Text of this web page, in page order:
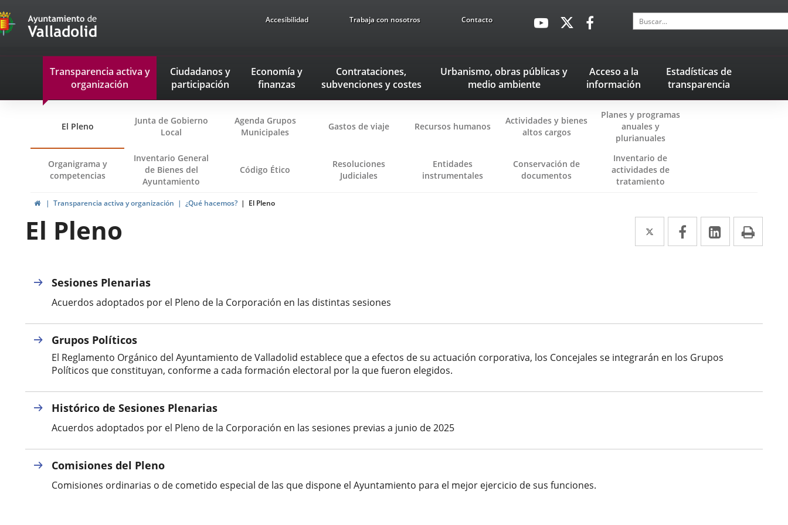
Transparencia Accesibilidad Trabaja con nosotros Contacto
Enlace
aplicación
externa.
Enlace
aplicación
externa.
aplicación
externa.
Buscar
navegación
Transparencia
Transparencia activa y
organización
Ciudadanos y
participación
Economía y
finanzas
Contrataciones,
subvenciones y costes
Urbanismo, obras públicas y
medio ambiente
Acceso a la
información
Estadísticas de
transparencia
El Pleno
Junta de Gobierno
Local
Agenda Grupos
Municipales
Gastos de viaje Recursos humanos
Actividades y bienes
altos cargos
Planes y programas
anuales y
plurianuales
Organigrama y
competencias
Inventario General
de Bienes del
Ayuntamiento
Código Ético
Resoluciones
Judiciales
Entidades
instrumentales
Conservación de
documentos
Enlace
Inventario de
actividades de
tratamiento
InicioTransparencia activa y organización ¿Qué hacemos? El Pleno
El Pleno Twitter
Enlace
a
Facebook
Enlace
a
LinkedIn
Enlace
a
Sesiones Plenarias
Acuerdos adoptados por el Pleno de la Corporación en las distintas sesiones
Grupos Políticos
El Reglamento Orgánico del Ayuntamiento de Valladolid establece que a efectos de su actuación corporativa, los Concejales se integrarán en los Grupos
Políticos que constituyan, conforme a cada formación electoral por la que fueron elegidos.
Histórico de Sesiones Plenarias
Acuerdos adoptados por el Pleno de la Corporación en las sesiones previas a junio de 2025
Comisiones del Pleno
Comisiones ordinarias o de cometido especial de las que dispone el Ayuntamiento para el mejor ejercicio de sus funciones.